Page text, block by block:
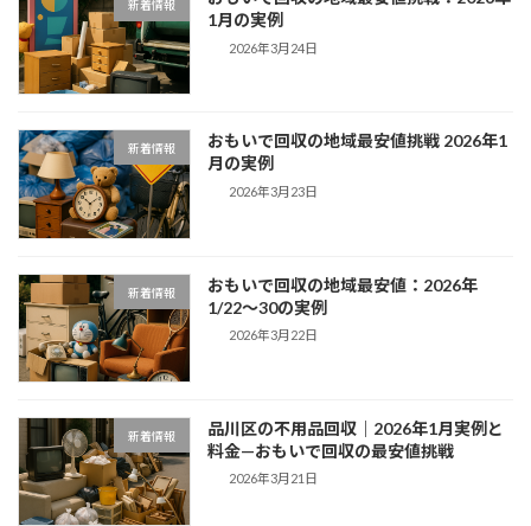
新着情報
1月の実例
2026年3月24日
新着情報
おもいで回収の地域最安値挑戦 2026年1
月の実例
2026年3月23日
新着情報
おもいで回収の地域最安値：2026年
1/22〜30の実例
2026年3月22日
新着情報
品川区の不用品回収｜2026年1月実例と
料金—おもいで回収の最安値挑戦
2026年3月21日